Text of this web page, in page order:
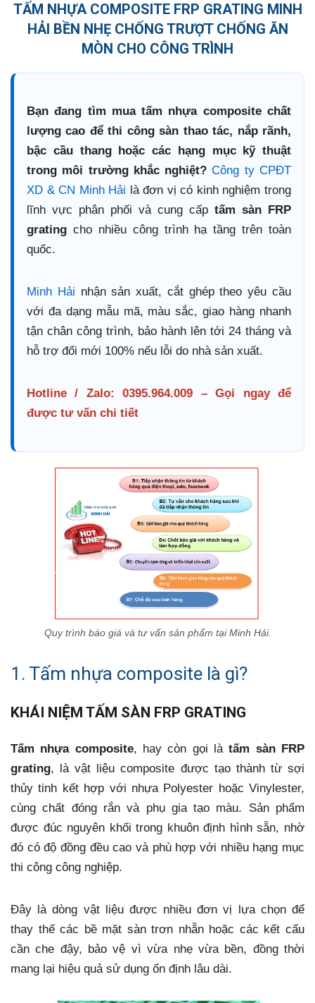
TẤM NHỰA COMPOSITE FRP GRATING MINH
HẢI BỀN NHẸ CHỐNG TRƯỢT CHỐNG ĂN
MÒN CHO CÔNG TRÌNH
Bạn đang tìm mua tấm nhựa composite chất
lượng cao để thi công sàn thao tác, nắp rãnh,
bậc cầu thang hoặc các hạng mục kỹ thuật
trong môi trường khắc nghiệt? Công ty CPĐT
XD & CN Minh Hải là đơn vị có kinh nghiệm trong
lĩnh vực phân phối và cung cấp tấm sàn FRP
grating cho nhiều công trình hạ tầng trên toàn
quốc.
Minh Hải nhận sản xuất, cắt ghép theo yêu cầu
với đa dạng mẫu mã, màu sắc, giao hàng nhanh
tận chân công trình, bảo hành lên tới 24 tháng và
hỗ trợ đổi mới 100% nếu lỗi do nhà sản xuất.
Hotline / Zalo: 0395.964.009 – Gọi ngay để
được tư vấn chi tiết
Quy trình báo giá và tư vấn sản phẩm tại Minh Hải.
1. Tấm nhựa composite là gì?
KHÁI NIỆM TẤM SÀN FRP GRATING
Tấm nhựa composite, hay còn gọi làtấm sàn FRP
grating, là vật liệu composite được tạo thành từ sợi
thủy tinh kết hợp với nhựa Polyester hoặc Vinylester,
cùng chất đóng rắn và phụ gia tạo màu. Sản phẩm
được đúc nguyên khối trong khuôn định hình sẵn, nhờ
đó có độ đồng đều cao và phù hợp với nhiều hạng mục
thi công công nghiệp.
Đây là dòng vật liệu được nhiều đơn vị lựa chọn để
thay thế các bề mặt sàn trơn nhẵn hoặc các kết cấu
cần che đậy, bảo vệ vì vừa nhẹ vừa bền, đồng thời
mang lại hiệu quả sử dụng ổn định lâu dài.